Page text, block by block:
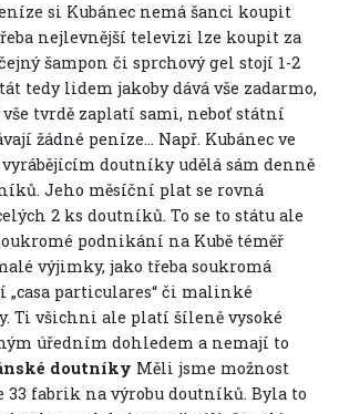
si Kubánec nemá šanci koupit
nejlevnější televizi lze koupit za
šampon či sprchový gel stojí 1-2
tedy lidem jakoby dává vše zadarmo,
tvrdě zaplatí sami, neboť státní
žádné peníze… Např. Kubánec ve
doutníky udělá sám denně
Jeho měsíční plat se rovná
2 ks doutníků. To se to státu ale
podnikání na Kubě téměř
výjimky, jako třeba soukromá
„casa particulares“ či malinké
Ti všichni ale platí šíleně vysoké
úředním dohledem a nemají to
doutníky Měli jsme možnost
33 fabrik na výrobu doutníků. Byla to